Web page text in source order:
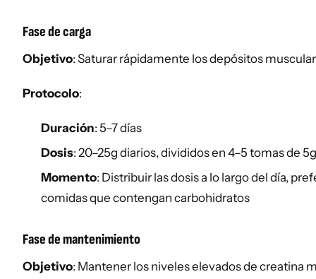
Fase de carga
Objetivo: Saturar rápidamente los depósitos
Protocolo:
Duración: 5–7 días
Dosis: 20–25g diarios, divididos en 4–5 tomas de 5g
Momento: Distribuir las dosis a lo largo del día,
comidas que contengan carbohidratos
Fase de mantenimiento
Objetivo: Mantener los niveles elevados de creatina